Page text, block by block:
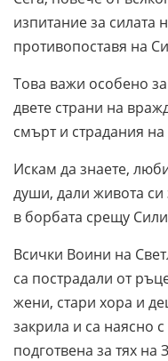
изпитание за силата
противопоставя на
Това важи особено
двете страни на
смърт и страдания на
Искам да знаете,
души, дали живота
в борбата срещу
Всички Воини на
са пострадали от
жени, стари хора и
закрила и са наясно
подготвена за тях на